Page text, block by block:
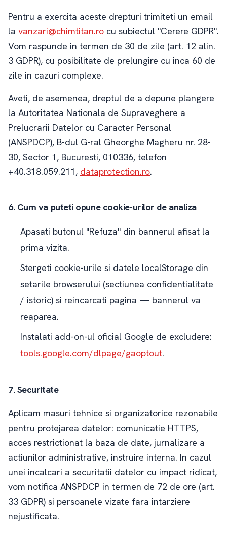
Pentru a exercita aceste drepturi trimiteti un email
la vanzari@chimtitan.ro cu subiectul "Cerere GDPR".
Vom raspunde in termen de 30 de zile (art. 12 alin.
3 GDPR), cu posibilitate de prelungire cu inca 60 de
zile in cazuri complexe.
Aveti, de asemenea, dreptul de a depune plangere
la Autoritatea Nationala de Supraveghere a
Prelucrarii Datelor cu Caracter Personal
(ANSPDCP), B-dul G-ral Gheorghe Magheru nr. 28-
30, Sector 1, Bucuresti, 010336, telefon
+40.318.059.211, dataprotection.ro.
6. Cum va puteti opune cookie-urilor de analiza
Apasati butonul "Refuza" din bannerul afisat la
prima vizita.
Stergeti cookie-urile si datele localStorage din
setarile browserului (sectiunea confidentialitate
/ istoric) si reincarcati pagina — bannerul va
reaparea.
Instalati add-on-ul oficial Google de excludere:
tools.google.com/dlpage/gaoptout.
7. Securitate
Aplicam masuri tehnice si organizatorice rezonabile
pentru protejarea datelor: comunicatie HTTPS,
acces restrictionat la baza de date, jurnalizare a
actiunilor administrative, instruire interna. In cazul
unei incalcari a securitatii datelor cu impact ridicat,
vom notifica ANSPDCP in termen de 72 de ore (art.
33 GDPR) si persoanele vizate fara intarziere
nejustificata.